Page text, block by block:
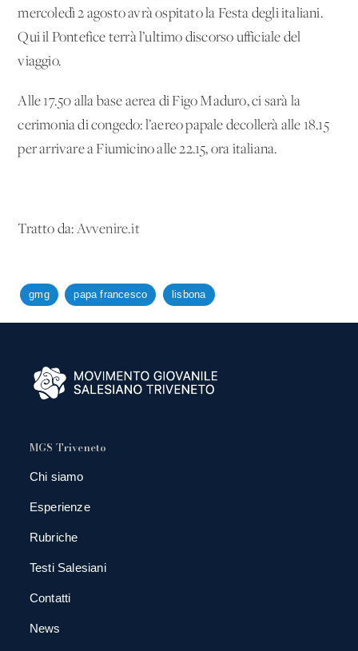
mercoledì 2 agosto avrà ospitato la Festa degli italiani.
Qui il Pontefice terrà l’ultimo discorso ufficiale del
viaggio.
Alle 17.50 alla base aerea di Figo Maduro, ci sarà la
cerimonia di congedo: l’aereo papale decollerà alle 18.15
per arrivare a Fiumicino alle 22.15, ora italiana.
Tratto da: Avvenire.it
gmg papa francesco lisbona
MGS Triveneto
Chi siamo
Esperienze
Rubriche
Testi Salesiani
Contatti
News